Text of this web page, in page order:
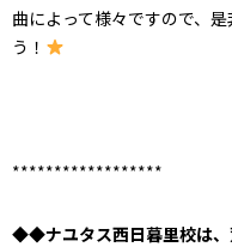
曲によって様々ですので、
う！
******************
◆◆ナユタス西日暮里校は、